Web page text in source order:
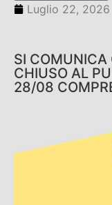
Luglio 22, 2026
SI COMUNICA
CHIUSO AL
28/08